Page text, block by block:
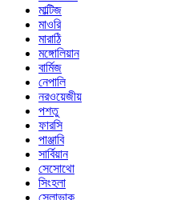
মাল্টিজ
মাওরি
মারাঠি
মঙ্গোলিয়ান
বার্মিজ
নেপালি
নরওয়েজীয়
পশতু
ফারসি
পাঞ্জাবি
সার্বিয়ান
সেসোথো
সিংহলা
স্লোভাক